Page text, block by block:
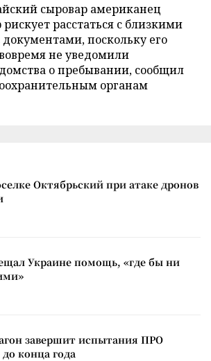
сыровар американец
расстаться с близкими
поскольку его
не уведомили
о пребывании, сообщил
органам
Октябрьский при атаке дронов
Украине помощь, «где бы ни
завершит испытания ПРО
конца года